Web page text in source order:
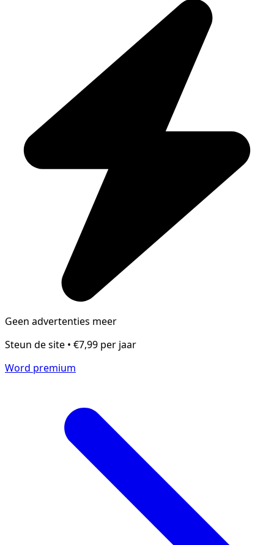
Geen advertenties meer
Steun de site • €7,99 per jaar
Word premium